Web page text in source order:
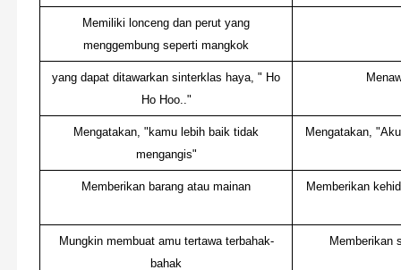
Memiliki lonceng dan perut yang
menggembung seperti mangkok
yang dapat ditawarkan sinterklas haya, " Ho
Ho Hoo.."
Mengatakan, "kamu lebih baik tidak
mengangis"
Mengatakan,
Memberikan barang atau mainan Memberikan
Mungkin membuat amu tertawa terbahak-
bahak
Memberikan